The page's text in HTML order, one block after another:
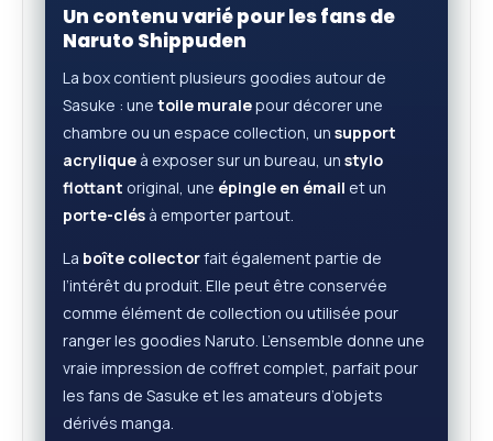
Un contenu varié pour les fans de
Naruto Shippuden
La box contient plusieurs goodies autour de
Sasuke : une toile muralepour décorer une
chambre ou un espace collection, un support
acrylique à exposer sur un bureau, un stylo
flottant original, une épingle en émail et un
porte-clés à emporter partout.
La boîte collectorfait également partie de
l’intérêt du produit. Elle peut être conservée
comme élément de collection ou utilisée pour
ranger les goodies Naruto. L’ensemble donne une
vraie impression de coffret complet, parfait pour
les fans de Sasuke et les amateurs d’objets
dérivés manga.